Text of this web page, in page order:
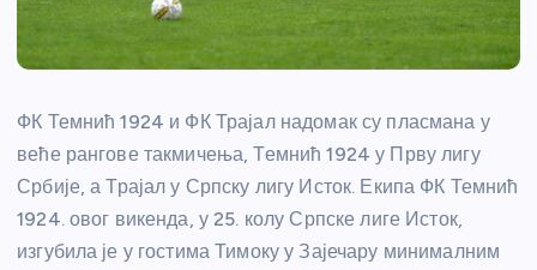
ФК Темнић 1924 и ФК Трајал надомак су пласмана у
веће рангове такмичења, Темнић 1924 у Прву лигу
Србије, а Трајал у Српску лигу Исток. Екипа ФК Темнић
1924. овог викенда, у 25. колу Српске лиге Исток,
изгубила је у гостима Тимоку у Зајечару минималним